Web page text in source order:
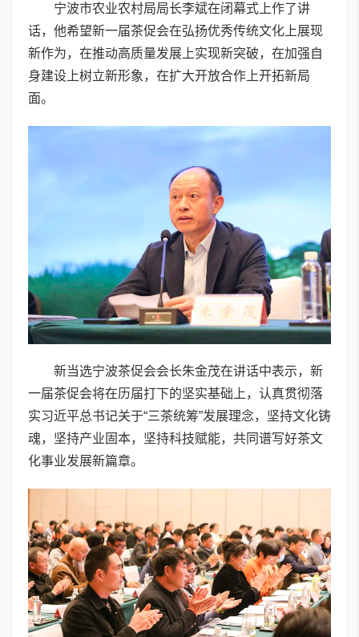
宁波市农业农村局局长李斌在闭幕式上作了讲
话，他希望新一届茶促会在弘扬优秀传统文化上展现
新作为，在推动高质量发展上实现新突破，在加强自
身建设上树立新形象，在扩大开放合作上开拓新局
面。
新当选宁波茶促会会长朱金茂在讲话中表示，新
一届茶促会将在历届打下的坚实基础上，认真贯彻落
实习近平总书记关于“三茶统筹”发展理念，坚持文化铸
魂，坚持产业固本，坚持科技赋能，共同谱写好茶文
化事业发展新篇章。